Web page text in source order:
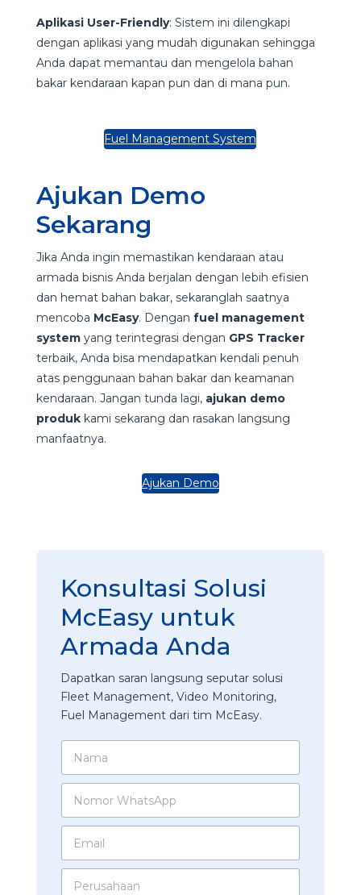
Aplikasi User-Friendly: Sistem ini dilengkapi
dengan aplikasi yang mudah digunakan sehingga
Anda dapat memantau dan mengelola bahan
bakar kendaraan kapan pun dan di mana pun.
Fuel Management System
Ajukan Demo
Sekarang
Jika Anda ingin memastikan kendaraan atau
armada bisnis Anda berjalan dengan lebih efisien
dan hemat bahan bakar, sekaranglah saatnya
mencoba McEasy. Dengan fuel management
systemyang terintegrasi dengan GPS Tracker
terbaik, Anda bisa mendapatkan kendali penuh
atas penggunaan bahan bakar dan keamanan
kendaraan. Jangan tunda lagi, ajukan demo
produkkami sekarang dan rasakan langsung
manfaatnya.
Ajukan Demo
Konsultasi Solusi
McEasy untuk
Armada Anda
Dapatkan saran langsung seputar solusi
Fleet Management, Video Monitoring,
Fuel Management dari tim McEasy.
m
m
W
a